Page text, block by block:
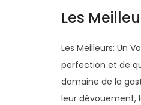
Les
Les Meilleurs: Un
perfection et de
domaine de la
leur dévouement,